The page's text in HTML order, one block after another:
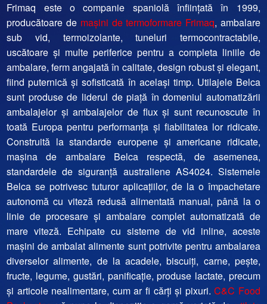
Frimaq este o companie spaniolă înființată în 1999,
producătoare de mașini de termoformare Frimaq, ambalare
sub vid, termoizolante, tuneluri termocontractabile,
uscătoare și multe periferice pentru a completa liniile de
ambalare, ferm angajată în calitate, design robust și elegant,
fiind puternică și sofisticată în același timp. Utilajele Belca
sunt produse de liderul de piață în domeniul automatizării
ambalajelor și ambalajelor de flux și sunt recunoscute în
toată Europa pentru performanța și fiabilitatea lor ridicate.
Construită la standarde europene și americane ridicate,
mașina de ambalare Belca respectă, de asemenea,
standardele de siguranță australiene AS4024. Sistemele
Belca se potrivesc tuturor aplicațiilor, de la o împachetare
autonomă cu viteză redusă alimentată manual, până la o
linie de procesare și ambalare complet automatizată de
mare viteză. Echipate cu sisteme de vid inline, aceste
mașini de ambalat alimente sunt potrivite pentru ambalarea
diverselor alimente, de la acadele, biscuiți, carne, pește,
fructe, legume, gustări, panificație, produse lactate, precum
și articole nealimentare, cum ar fi cărți și pixuri. C&C Food